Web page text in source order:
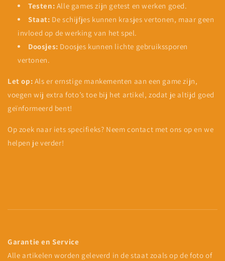
Testen: Alle games zijn getest en werken goed.
Staat: De schijfjes kunnen krasjes vertonen, maar geen
invloed op de werking van het spel.
Doosjes: Doosjes kunnen lichte gebruikssporen
vertonen.
Let op: Als er ernstige mankementen aan een game zijn,
voegen wij extra foto’s toe bij het artikel, zodat je altijd goed
geïnformeerd bent!
Op zoek naar iets specifieks? Neem contact met ons op en we
helpen je verder!
Garantie en Service
Alle artikelen worden geleverd in de staat zoals op de foto of